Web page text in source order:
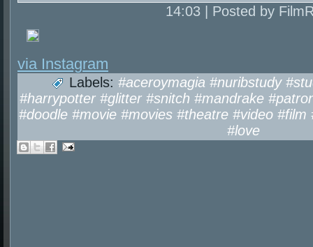
14:03 | Posted by
via Instagram
Labels: #aceroymagia #nuribstudy
#harrypotter #glitter #snitch #mandrake
#doodle #movie #movies #theatre #video
#love